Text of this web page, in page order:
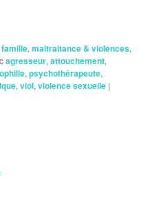
famille,maltraitance & violences,
agresseur,attouchement,
,psychothérapeute,
,viol,violence sexuelle |